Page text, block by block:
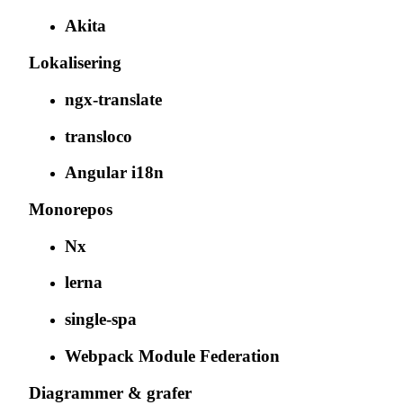
Akita
Lokalisering
ngx-translate
transloco
Angular i18n
Monorepos
Nx
lerna
single-spa
Webpack Module Federation
Diagrammer & grafer